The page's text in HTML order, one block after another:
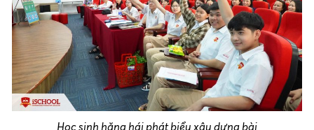
Học sinh hăng hái phát biểu xây dựng bài